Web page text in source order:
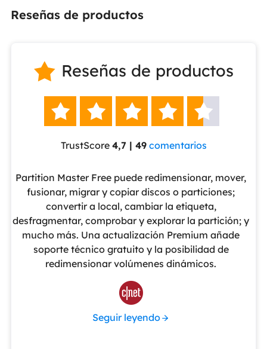
Reseñas de productos
 Reseñas de productos
    
TrustScore 4,7 | 49 comentarios
Partition Master Free puede redimensionar, mover,
fusionar, migrar y copiar discos o particiones;
convertir a local, cambiar la etiqueta,
desfragmentar, comprobar y explorar la partición; y
mucho más. Una actualización Premium añade
soporte técnico gratuito y la posibilidad de
redimensionar volúmenes dinámicos.

Seguir leyendo